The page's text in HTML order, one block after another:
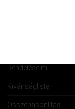
Rendeléseim
Kívánságlista
Összehasonlítás